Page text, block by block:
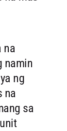
na
namin
ng
na
sa